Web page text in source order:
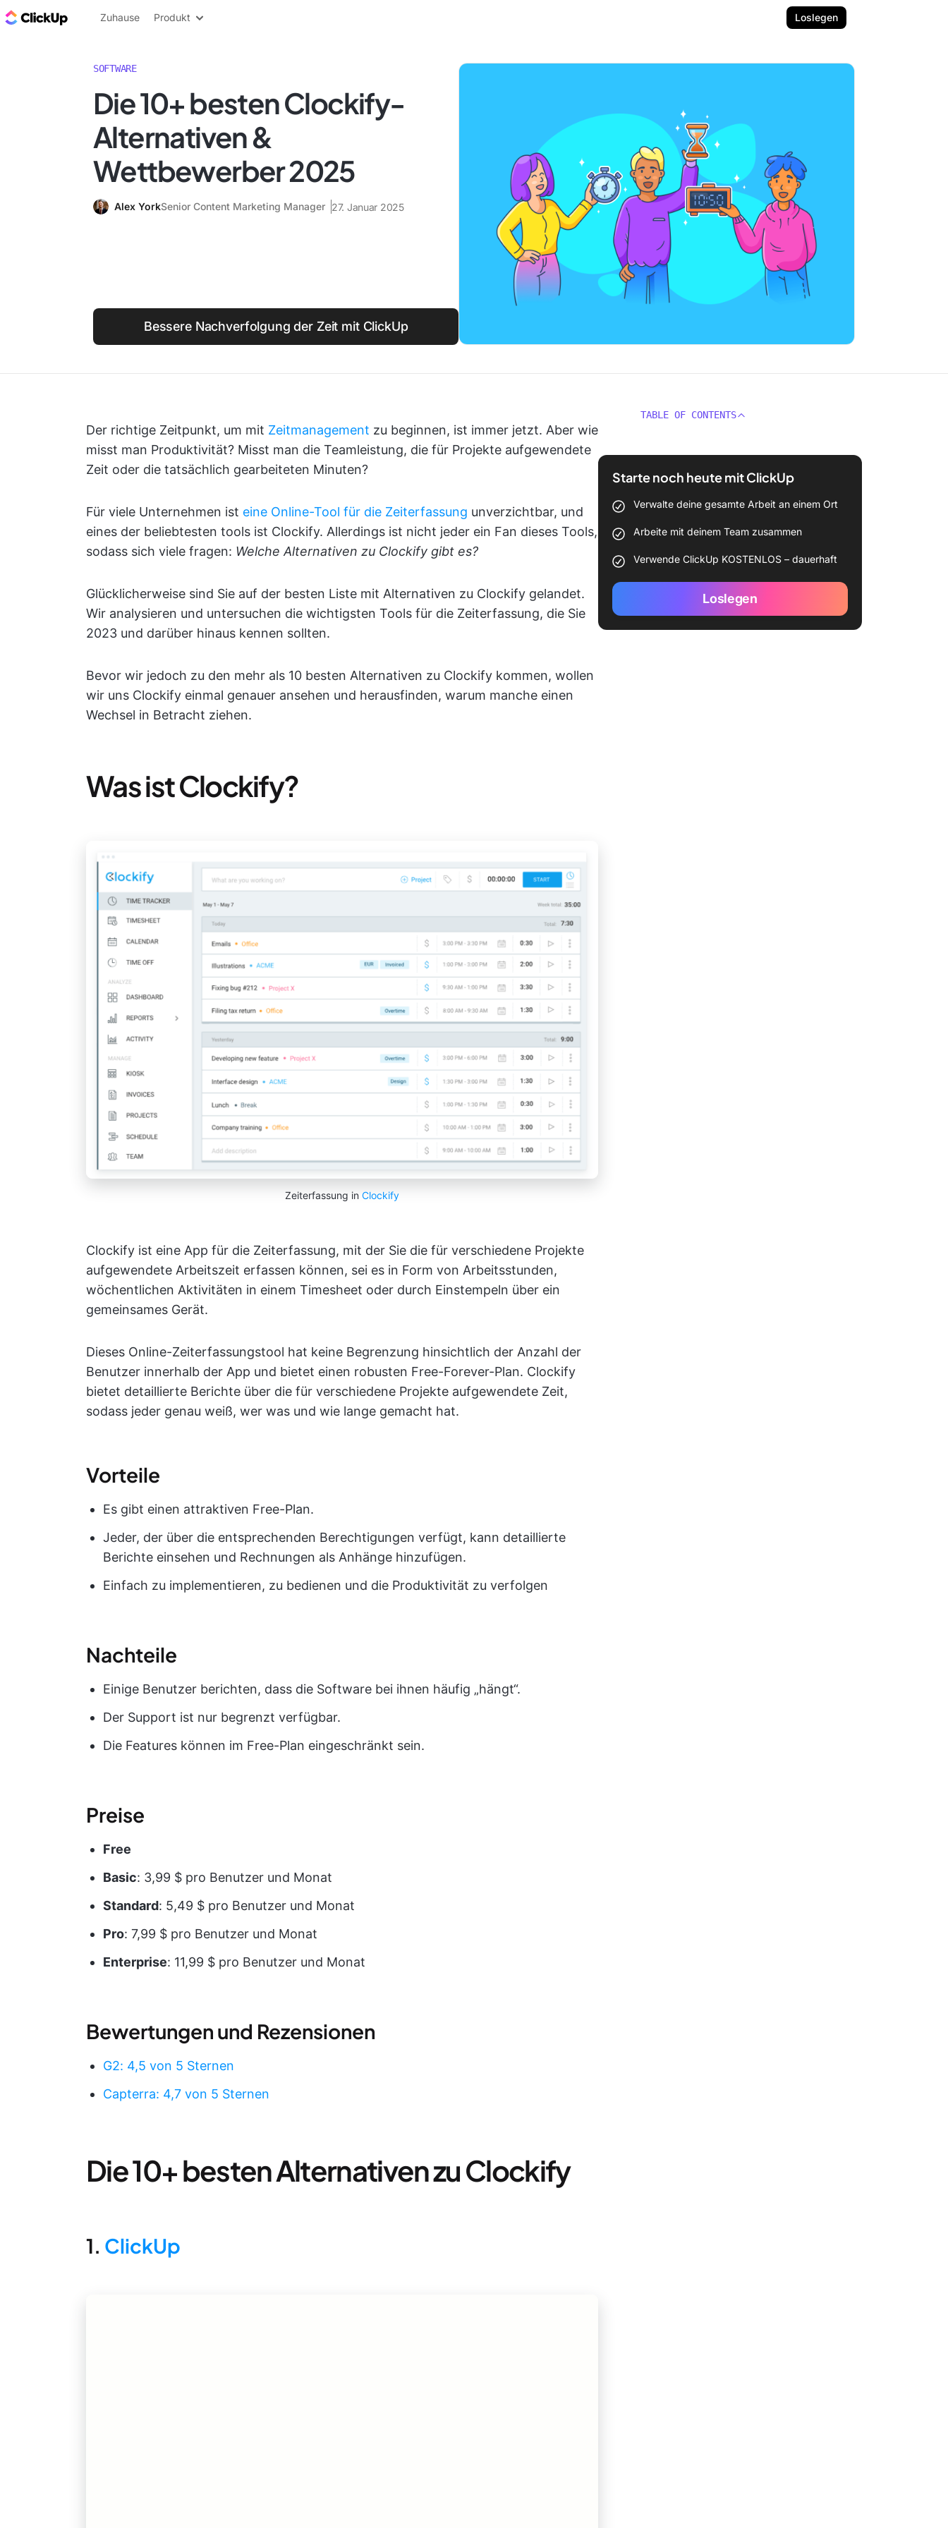
ClickUp Blog
Zuhause Produkt Loslegen
SOFTWARE
Die 10+ besten Clockify-
Alternativen &
Wettbewerber 2025
Alex YorkSenior Content Marketing Manager 27. Januar 2025
Bessere Nachverfolgung der Zeit mit ClickUp
Der richtige Zeitpunkt, um mit Zeitmanagement zu beginnen, ist immer jetzt. Aber wie
misst man Produktivität? Misst man die Teamleistung, die für Projekte aufgewendete
Zeit oder die tatsächlich gearbeiteten Minuten?
Für viele Unternehmen ist eine Online-Tool für die Zeiterfassung unverzichtbar, und
eines der beliebtesten tools ist Clockify. Allerdings ist nicht jeder ein Fan dieses Tools,
sodass sich viele fragen: Welche Alternativen zu Clockify gibt es?
Glücklicherweise sind Sie auf der besten Liste mit Alternativen zu Clockify gelandet.
Wir analysieren und untersuchen die wichtigsten Tools für die Zeiterfassung, die Sie
2023 und darüber hinaus kennen sollten.
Bevor wir jedoch zu den mehr als 10 besten Alternativen zu Clockify kommen, wollen
wir uns Clockify einmal genauer ansehen und herausfinden, warum manche einen
Wechsel in Betracht ziehen.
Was ist Clockify?
Zeiterfassung in Clockify
Clockify ist eine App für die Zeiterfassung, mit der Sie die für verschiedene Projekte
aufgewendete Arbeitszeit erfassen können, sei es in Form von Arbeitsstunden,
wöchentlichen Aktivitäten in einem Timesheet oder durch Einstempeln über ein
gemeinsames Gerät.
Dieses Online-Zeiterfassungstool hat keine Begrenzung hinsichtlich der Anzahl der
Benutzer innerhalb der App und bietet einen robusten Free-Forever-Plan. Clockify
bietet detaillierte Berichte über die für verschiedene Projekte aufgewendete Zeit,
sodass jeder genau weiß, wer was und wie lange gemacht hat.
Vorteile
Es gibt einen attraktiven Free-Plan.
Jeder, der über die entsprechenden Berechtigungen verfügt, kann detaillierte
Berichte einsehen und Rechnungen als Anhänge hinzufügen.
Einfach zu implementieren, zu bedienen und die Produktivität zu verfolgen
Nachteile
Einige Benutzer berichten, dass die Software bei ihnen häufig „hängt“.
Der Support ist nur begrenzt verfügbar.
Die Features können im Free-Plan eingeschränkt sein.
Preise
Free
Basic: 3,99 $ pro Benutzer und Monat
Standard: 5,49 $ pro Benutzer und Monat
Pro: 7,99 $ pro Benutzer und Monat
Enterprise: 11,99 $ pro Benutzer und Monat
Bewertungen und Rezensionen
G2: 4,5 von 5 Sternen
Capterra: 4,7 von 5 Sternen
Die 10+ besten Alternativen zu Clockify
1. ClickUp
TABLE OF CONTENTS
Starte noch heute mit ClickUp
Verwalte deine gesamte Arbeit an einem Ort
Arbeite mit deinem Team zusammen
Verwende ClickUp KOSTENLOS – dauerhaft
Loslegen